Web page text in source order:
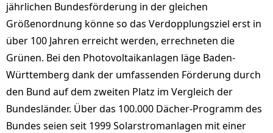
jährlichen Bundesförderung in der gleichen
Größenordnung könne so das Verdopplungsziel erst in
über 100 Jahren erreicht werden, errechneten die
Grünen. Bei den Photovoltaikanlagen läge Baden-
Württemberg dank der umfassenden Förderung durch
den Bund auf dem zweiten Platz im Vergleich der
Bundesländer. Über das 100.000 Dächer-Programm des
Bundes seien seit 1999 Solarstromanlagen mit einer